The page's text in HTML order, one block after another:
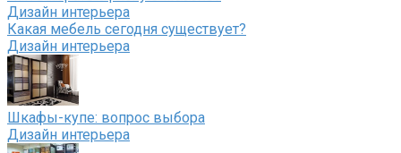
Дизайн интерьера
Какая мебель сегодня существует?
Дизайн интерьера
Шкафы-купе: вопрос выбора
Дизайн интерьера